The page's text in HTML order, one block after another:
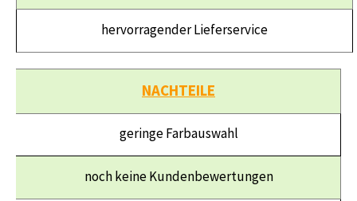
hervorragender Lieferservice
NACHTEILE
geringe Farbauswahl
noch keine Kundenbewertungen